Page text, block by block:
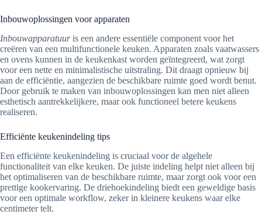
Inbouwoplossingen voor apparaten
Inbouwapparatuuris een andere essentiële component voor het
creëren van een multifunctionele keuken. Apparaten zoals vaatwassers
en ovens kunnen in de keukenkast worden geïntegreerd, wat zorgt
voor een nette en minimalistische uitstraling. Dit draagt opnieuw bij
aan de efficiëntie, aangezien de beschikbare ruimte goed wordt benut.
Door gebruik te maken van inbouwoplossingen kan men niet alleen
esthetisch aantrekkelijkere, maar ook functioneel betere keukens
realiseren.
Efficiënte keukenindeling tips
Een efficiënte keukenindeling is cruciaal voor de algehele
functionaliteit van elke keuken. De juiste indeling helpt niet alleen bij
het optimaliseren van de beschikbare ruimte, maar zorgt ook voor een
prettige kookervaring. De driehoekindeling biedt een geweldige basis
voor een optimale workflow, zeker in kleinere keukens waar elke
centimeter telt.